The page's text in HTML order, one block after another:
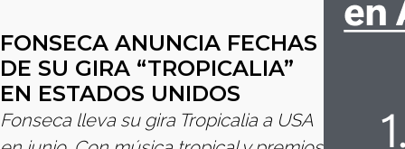
FONSECA ANUNCIA FECHAS
DE SU GIRA “TROPICALIA”
EN ESTADOS UNIDOS
Fonseca lleva su gira Tropicalia a USA